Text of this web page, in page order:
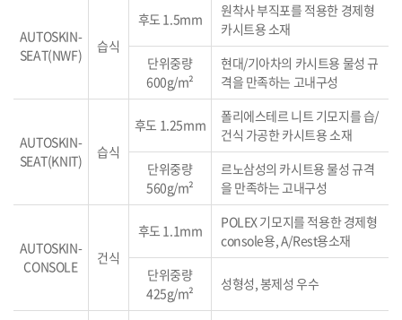
AUTOSKIN-
SEAT(NWF)
습식
후도 1.5mm
원착사 부직포를 적용한 경제형
카시트용 소재
단위중량
600g/m²
현대/기아차의 카시트용 물성 규
격을 만족하는 고내구성
AUTOSKIN-
SEAT(KNIT)
습식
후도 1.25mm
폴리에스테르 니트 기모지를 습/
건식 가공한 카시트용 소재
단위중량
560g/m²
르노삼성의 카시트용 물성 규격
을 만족하는 고내구성
AUTOSKIN-
CONSOLE
건식
후도 1.1mm
POLEX 기모지를 적용한 경제형
console용, A/Rest용소재
단위중량
425g/m²
성형성, 봉제성 우수